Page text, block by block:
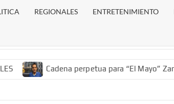
REGIONALES ENTRETENIMIENTO
perpetua para “El Mayo” Zambada en